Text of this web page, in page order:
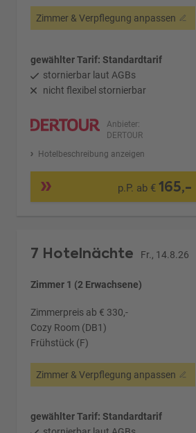
Zimmer & Verpflegung anpassen
gewählter Tarif: Standardtarif
stornierbar laut AGBs
nicht flexibel stornierbar
Anbieter:
DERTOUR
Hotelbeschreibung anzeigen
p.P. ab €165,-
7 Hotelnächte Fr., 14.8.26
Zimmer 1 (2 Erwachsene)
Zimmerpreis ab € 330,-
Cozy Room (DB1)
Frühstück (F)
Zimmer & Verpflegung anpassen
gewählter Tarif: Standardtarif